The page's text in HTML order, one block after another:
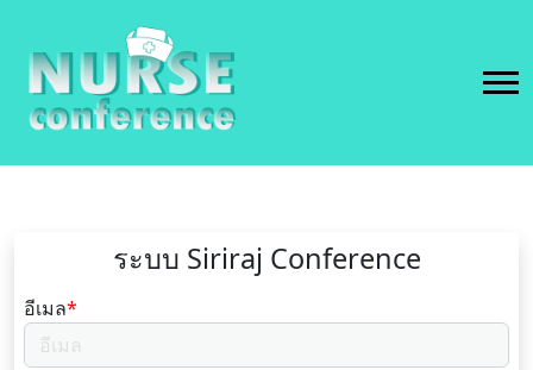
ระบบ Siriraj Conference
อีเมล*